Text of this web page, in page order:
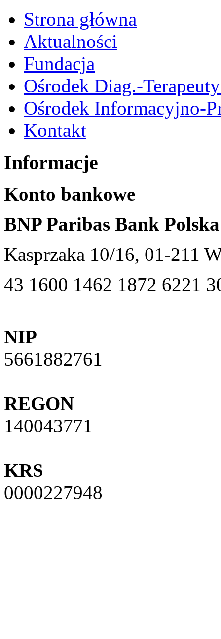
Strona główna
Aktualności
Fundacja
Ośrodek Diag.-
Ośrodek Informacyjno-
Kontakt
Informacje
Konto bankowe
BNP Paribas Bank
Kasprzaka 10/16, 01-211
43 1600 1462 1872 6221
NIP
5661882761
REGON
140043771
KRS
0000227948